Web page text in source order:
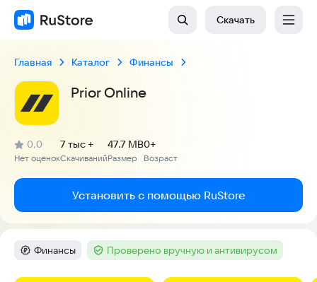
Скачать
Главная Каталог Финансы
Prior Online
Рейтинг:
0,0
(
Нет оценок
)
Скачиваний
7 тыс +
Размер
47.7 MB
Возраст
0+
Установить с помощью RuStore
Категория:
Финансы Тег :Проверено вручную и антивирусом